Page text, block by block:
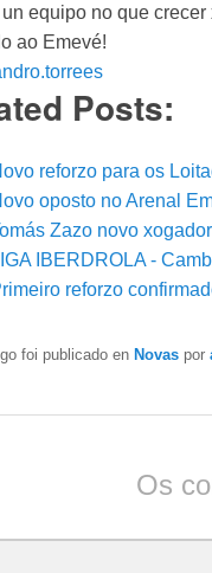
un equipo no que crecer
ao Emevé!
Posts:
reforzo para os
oposto no Arenal
Zazo novo
IBERDROLA -
reforzo
foi publicado en Novas por
Os